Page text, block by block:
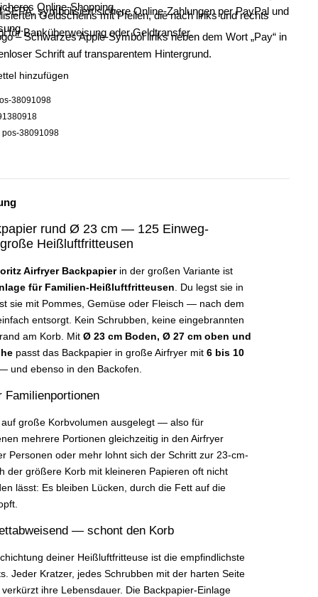
hinzufügen
38091098
pos-38091098
rund Ø 23 cm — 125 Einweg-
Heißluftfritteusen
Airfryer Backpapierin der großen Variante ist
für Familien-Heißluftfritteusen . Du legst sie in
sie mit Pommes, Gemüse oder Fleisch — nach dem
entsorgt. Kein Schrubben, keine eingebrannten
am Korb. Mit Ø 23 cm Boden, Ø 27 cm oben und
passt das Backpapier in große Airfryer mit 6 bis 10
und ebenso in den Backofen.
Familienportionen
große Korbvolumen ausgelegt — also für
mehrere Portionen gleichzeitig in den Airfryer
Personen oder mehr lohnt sich der Schritt zur 23-cm-
der größere Korb mit kleineren Papieren oft nicht
lässt: Es bleiben Lücken, durch die Fett auf die
— schont den Korb
deiner Heißluftfritteuse ist die empfindlichste
Jeder Kratzer, jedes Schrubben mit der harten Seite
ihre Lebensdauer. Die Backpapier-Einlage